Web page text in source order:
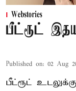
Webstories
பீட்ரூட்
Published on: 02 Aug
பீட்ரூட்